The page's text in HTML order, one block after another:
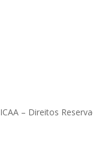
ICAA – Direitos